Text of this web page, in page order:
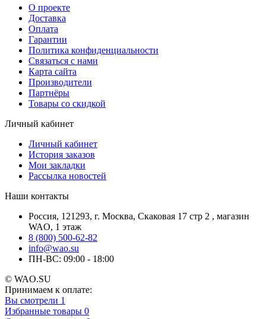
О проекте
Доставка
Оплата
Гарантии
Политика конфиденциальности
Связаться с нами
Карта сайта
Производители
Партнёры
Товары со скидкой
Личный кабинет
Личный кабинет
История заказов
Мои закладки
Рассылка новостей
Наши контакты
Россия, 121293, г. Москва, Скаковая 17 стр 2 , магазин
WAO, 1 этаж
8 (800) 500-62-82
info@wao.su
ПН-ВС: 09:00 - 18:00
© WAO.SU
Принимаем к оплате:
Вы смотрели 1
Избранные товары 0